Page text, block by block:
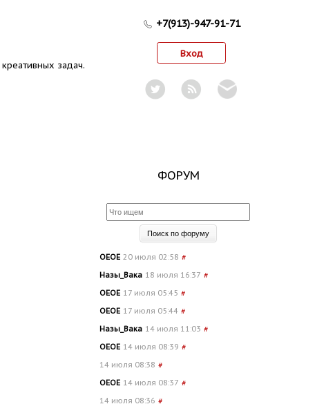
задач.
+7(913)-947-91-71
Вход
ФОРУМ
OEOE 20 июля 02:58 #
Назы_Вака 18 июля 16:37 #
OEOE 17 июля 05:45 #
OEOE 17 июля 05:44 #
Назы_Вака 14 июля 11:03 #
OEOE 14 июля 08:39 #
14 июля 08:38 #
OEOE 14 июля 08:37 #
14 июля 08:36 #